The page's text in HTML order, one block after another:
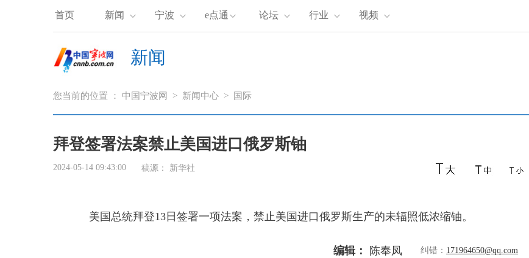
首页 新闻 宁波 e点通 论坛 行业 视频
新闻
您当前的位置 ： 中国宁波网 > 新闻中心 > 国际
拜登签署法案禁止美国进口俄罗斯铀
2024-05-14 09:43:00 稿源： 新华社
美国总统拜登13日签署一项法案，禁止美国进口俄罗斯生产的未辐照低浓缩铀。
编辑： 陈奉凤 纠错： 171964650@qq.com